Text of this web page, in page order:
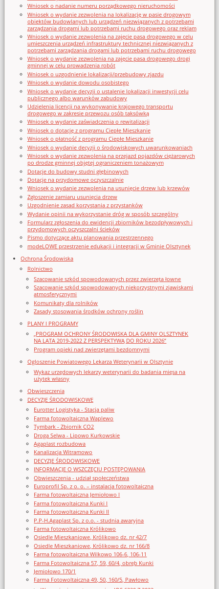
Wniosek o nadanie numeru porządkowego nieruchomości
Wniosek o wydanie zezwolenia na lokalizację w pasie drogowym
obiektów budowlanych lub urządzeń niezwiązanych z potrzebami
zarządzania drogami lub potrzebami ruchu drogowego oraz reklam
Wniosek o wydanie zezwolenia na zajęcie pasa drogowego w celu
umieszczenia urządzeń infrastruktury technicznej niezwiązanych z
potrzebami zarządzania drogami lub potrzebami ruchu drogowego
Wniosek o wydanie zezwolenia na zajęcie pasa drogowego drogi
gminnej w celu prowadzenia robót
Wniosek o uzgodnienie lokalizacji/przebudowy zjazdu
Wniosek o wydanie dowodu osobistego
Wniosek o wydanie decyzji o ustalenie lokalizacji inwestycji celu
publicznego albo warunków zabudowy
Udzielenia licencji na wykonywanie krajowego transportu
drogowego w zakresie przewozu osób taksówką
Wniosek o wydanie zaświadczenia o rewitalizacji
Wniosek o dotację z programu Ciepłe Mieszkanie
Wniosek o płatność z programu Ciepłe Mieszkanie
Wniosek o wydanie decyzji o środowiskowych uwarunkowaniach
Wniosek o wydanie zezwolenia na przejazd pojazdów ciężarowych
po drodze gminnej objętej ograniczeniem tonażowym
Dotacje do budowy studni głębinowych
Dotacje na przydomowe oczyszczalnie
Wniosek o wydanie zezwolenia na usunięcie drzew lub krzewów
Zgłoszenie zamiaru usunięcia drzew
Uzgodnienie zasad korzystania z przystanków
Wydanie opinii na wykorzystanie dróg w sposób szczególny
Formularz zgłoszenia do ewidencji zbiorników bezodpływowych i
przydomowych oczyszczalni ścieków
Pismo dotyczące aktu planowania przestrzennego
modeLOWE przestrzenie edukacji i integracji w Gminie Olsztynek
Ochrona Środowiska
Rolnictwo
Szacowanie szkód spowodowanych przez zwierzęta łowne
Szacowanie szkód spowodowanych niekorzystnymi zjawiskami
atmosferycznymi
Komunikaty dla rolników
Zasady stosowania środków ochrony roślin
PLANY I PROGRAMY
„PROGRAM OCHRONY ŚRODOWISKA DLA GMINY OLSZTYNEK
NA LATA 2019-2022 Z PERSPEKTYWĄ DO ROKU 2026”
Program opieki nad zwierzętami bezdomnymi
Ogloszenie Powiatowego Lekarza Weterynarii w Olsztynie
Wykaz urzędowych lekarzy weterynarii do badania mięsa na
użytek własny
Obwieszczenia
DECYZJE ŚRODOWISKOWE
Eurotter Logistyka - Stacja paliw
Farma fotowoltaiczna Waplewo
Tymbark - Zbiornik CO2
Droga Selwa - Lipowo Kurkowskie
Agaplast rozbudowa
Kanalizacja Witramowo
DECYZJE ŚRODOWISKOWE
INFORMACJE O WSZCZĘCIU POSTĘPOWANIA
Obwieszczenia - udział społeczeństwa
Europrofil Sp. z o. o. – instalacja fotowoltaiczna
Farma fotowoltaiczna Jemiołowo I
Farma fotowoltaiczna Kunki I
Farma fotowoltaiczna Kunki II
P.P-H.Agaplast Sp. z o.o. - studnia awaryjna
Farma fotowoltaiczna Królikowo
Osiedle Mieszkaniowe, Królikowo dz. nr 42/7
Osiedle Mieszkaniowe, Królikowo dz. nr 166/8
Farma fotowoltaiczna Wilkowo 106-6, 106-11
Farma Fotowoltaiczna 57, 59, 60/4, obręb Kunki
Jemiołowo 170/1
Farma Fotowoltaiczna 49, 50, 160/5, Pawłowo